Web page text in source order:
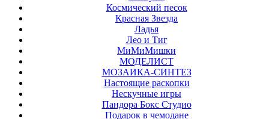
Космический песок
Красная Звезда
Ладья
Лео и Тиг
МиМиМишки
МОДЕЛИСТ
МОЗАИКА-СИНТЕЗ
Настоящие раскопки
Нескучные игры
Пандора Бокс Студио
Подарок в чемодане